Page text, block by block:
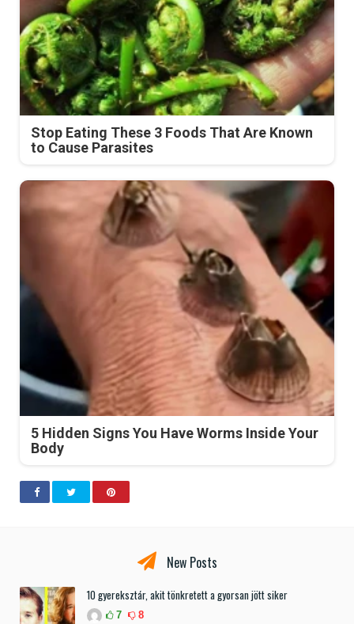
Stop Eating These 3 Foods That Are Known
to Cause Parasites
5 Hidden Signs You Have Worms Inside Your
Body
New Posts
10 gyereksztár, akit tönkretett a gyorsan jött siker
7 8